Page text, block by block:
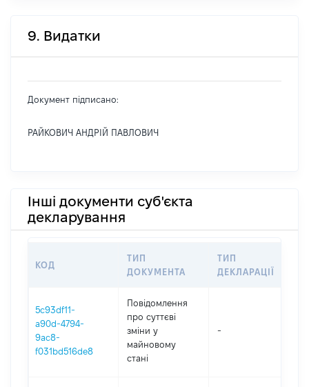
9. Видатки
Документ підписано:
РАЙКОВИЧ АНДРІЙ ПАВЛОВИЧ
Інші документи суб'єкта
декларування
КОД
ТИП
ДОКУМЕНТА
ТИП
ДЕКЛАРАЦІЇ
5c93df11-
a90d-4794-
9ac8-
f031bd516de8
Повідомлення
про суттєві
зміни y
майновому
стані
-